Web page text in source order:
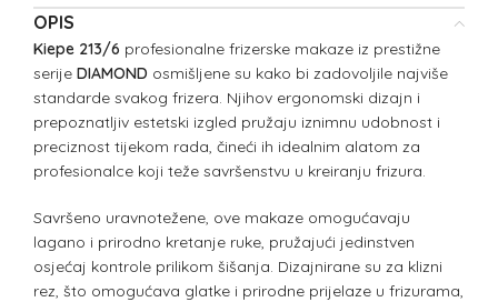
OPIS
Kiepe 213/6 profesionalne frizerske makaze iz prestižne
serije DIAMOND osmišljene su kako bi zadovoljile najviše
standarde svakog frizera. Njihov ergonomski dizajn i
prepoznatljiv estetski izgled pružaju iznimnu udobnost i
preciznost tijekom rada, čineći ih idealnim alatom za
profesionalce koji teže savršenstvu u kreiranju frizura.
Savršeno uravnotežene, ove makaze omogućavaju
lagano i prirodno kretanje ruke, pružajući jedinstven
osjećaj kontrole prilikom šišanja. Dizajnirane su za klizni
rez, što omogućava glatke i prirodne prijelaze u frizurama,